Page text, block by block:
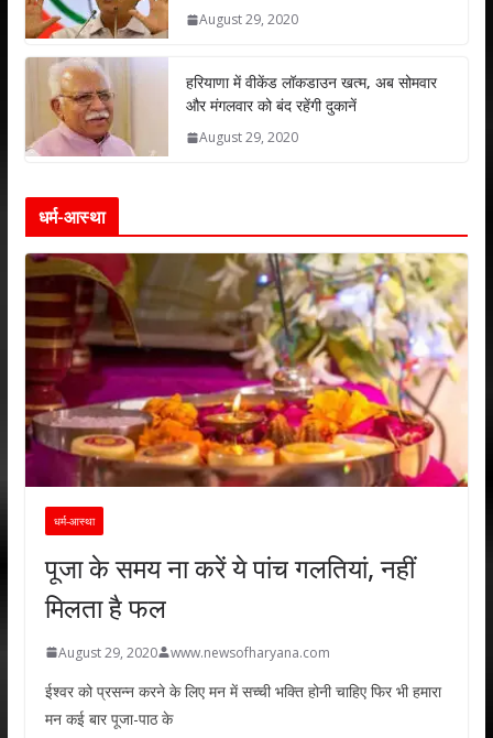
August 29, 2020
हरियाणा में वीकेंड लॉकडाउन खत्म, अब सोमवार
और मंगलवार को बंद रहेंगी दुकानें
August 29, 2020
धर्म-आस्था
धर्म-आस्था
पूजा के समय ना करें ये पांच गलतियां, नहीं
मिलता है फल
August 29, 2020 www.newsofharyana.com
ईश्वर को प्रसन्न करने के लिए मन में सच्ची भक्ति होनी चाहिए फिर भी हमारा
मन कई बार पूजा-पाठ के